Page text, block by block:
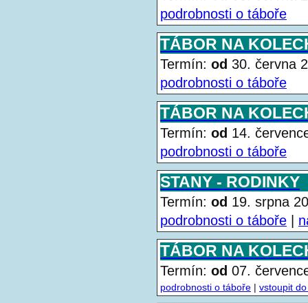
podrobnosti o táboře
TÁBOR NA
Termín: od 30. června
podrobnosti o táboře
TÁBOR NA
Termín: od 14.
podrobnosti o táboře
STANY - RODINKY
Termín: od 19. srpna
podrobnosti o táboře
TÁBOR NA
Termín: od 07.
podrobnosti o táboře | vstoupit